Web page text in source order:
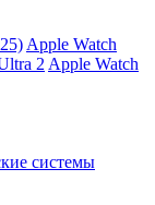
Apple Watch
2 Apple Watch
системы